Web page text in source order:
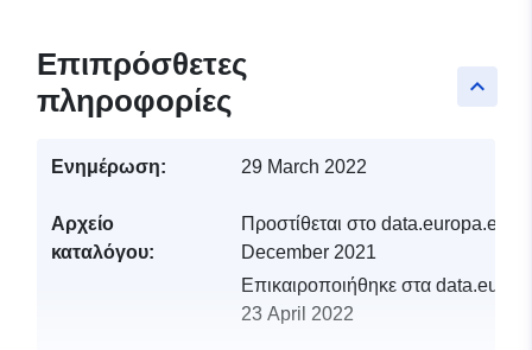
keyboard_arrow_up
Επιπρόσθετες
πληροφορίες
Ενημέρωση: 29 March 2022
Αρχείο
καταλόγου:
Προστίθεται στο data.europa.eu:
December 2021
Επικαιροποιήθηκε στα
23 April 2022